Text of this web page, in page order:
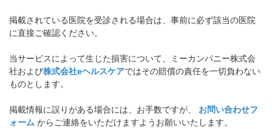
掲載されている医院を受診される場合は、事前に必ず該当の医院
に直接ご確認ください。
当サービスによって生じた損害について、ミーカンパニー株式会
社および株式会社eヘルスケアではその賠償の責任を一切負わない
ものとします。
掲載情報に誤りがある場合には、お手数ですが、
お問い合わせフ
ォーム からご連絡をいただけますようお願いいたします。